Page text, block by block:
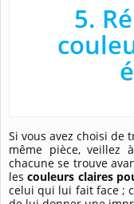
5.
Si vous avez choisi de
même pièce, veillez
chacune se trouve
lescouleurs claires
celui qui lui fait face ;